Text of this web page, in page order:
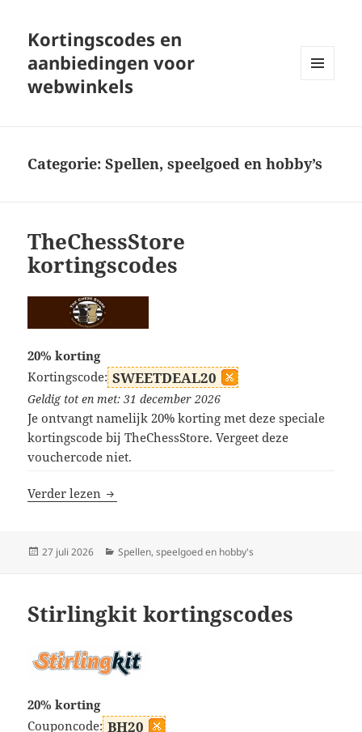
Kortingscodes en
aanbiedingen voor
webwinkels
Categorie:Spellen, speelgoed en hobby’s
TheChessStore
kortingscodes
20% korting
Kortingscode: SWEETDEAL20
Geldig tot en met: 31 december 2026
Je ontvangt namelijk 20% korting met deze speciale
kortingscode bij TheChessStore. Vergeet deze
vouchercode niet.
Verder lezen TheChessStore kortingscodes
Geplaatst
27 juli 2026 Categorieën
Spellen, speelgoed en hobby's
Stirlingkit kortingscodes
20% korting
Couponcode: BH20